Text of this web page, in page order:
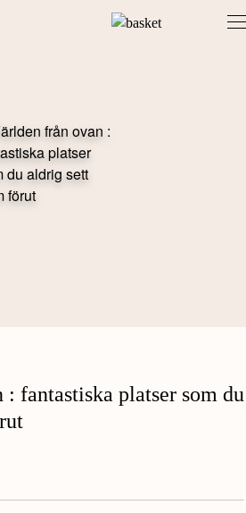
fantastiska platser som du